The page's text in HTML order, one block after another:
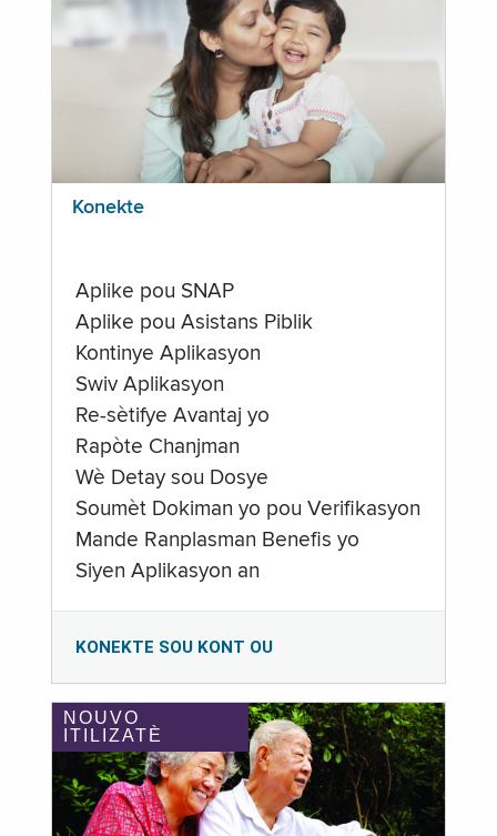
Konekte
Aplike pou SNAP
Aplike pou Asistans Piblik
Kontinye Aplikasyon
Swiv Aplikasyon
Re-sètifye Avantaj yo
Rapòte Chanjman
Wè Detay sou Dosye
Soumèt Dokiman yo pou Verifikasyon
Mande Ranplasman Benefis yo
Siyen Aplikasyon an
KONEKTE SOU KONT OU
NOUVO
ITILIZATÈ